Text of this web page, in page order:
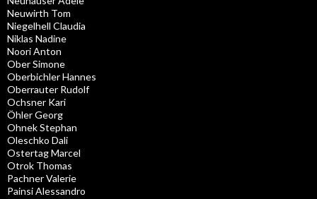
Neuwirth Tom
Niegelhell Claudia
Niklas Nadine
Noori Anton
Ober Simone
Oberbichler Hannes
Oberrauter Rudolf
Ochsner Kari
Öhler Georg
Ohnek Stephan
Oleschko Dali
Ostertag Marcel
Otrok Thomas
Pachner Valerie
Painsi Alessandro